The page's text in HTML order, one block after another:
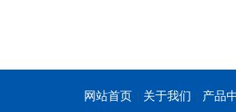
网站首页 关于我们 产品